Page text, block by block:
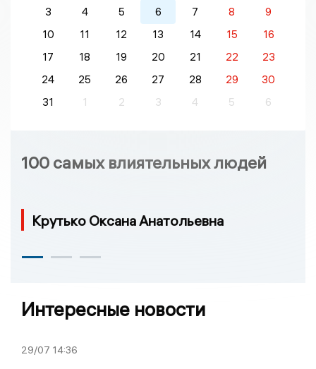
3
4 5 6 7 8
9
10
11 12 13 14 15
16
17
18 19 20 21 22
23
24
25 26 27 28 29
30
31
1 2 3 4 5 6
100 самых влиятельных людей
Крутько Оксана Анатольевна
Интересные новости
29/07 14:36